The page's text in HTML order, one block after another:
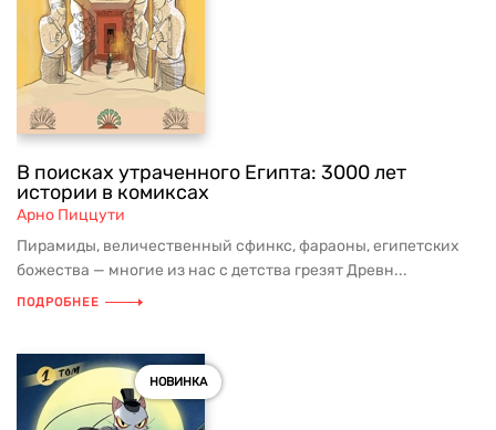
В поисках утраченного Египта: 3000 лет
истории в комиксах
Арно Пиццути
Пирамиды, величественный сфинкс, фараоны, египетских
божества — многие из нас с детства грезят Древн...
ПОДРОБНЕЕ
НОВИНКА